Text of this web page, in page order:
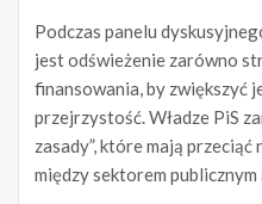
Podczas panelu
jest odświeżenie zarówno
finansowania, by zwiększyć
przejrzystość. Władze PiS
zasady”, które mają
między sektorem